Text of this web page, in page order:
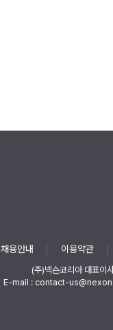
채용안내 이용약관
(주)넥슨코리아 대표이
E-mail : contact-